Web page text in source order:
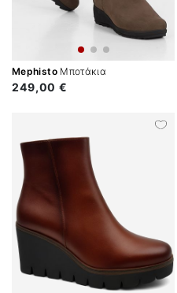
MephistoΜποτάκια
249,00 €